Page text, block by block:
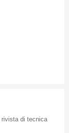
rivista di tecnica